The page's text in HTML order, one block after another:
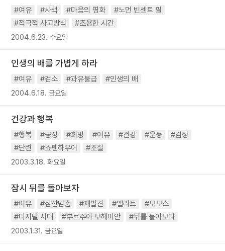
#여유 #사색 #마음의 평화
#노먼 빈센트 필
#적극적 사고방식
#조용한 시간
2004.6.23. 수요일
인생의 배를 가볍게 하라
#여유 #검소 #과유불급 #인생의 배
2004.6.18. 금요일
건강과 행복
#행복 #긍정 #희망 #여유 #건강 #운동
#감정
#단련
#쇼펜하우어 #조절
2003.3.18. 화요일
잠시 뒤를 돌아보자
#여유 #잠깐멈춤 #재발견 #엘리트
#보보스
#디지털 시대
#부르주아 보헤미안 #뒤를 돌아보다
2003.1.31. 금요일